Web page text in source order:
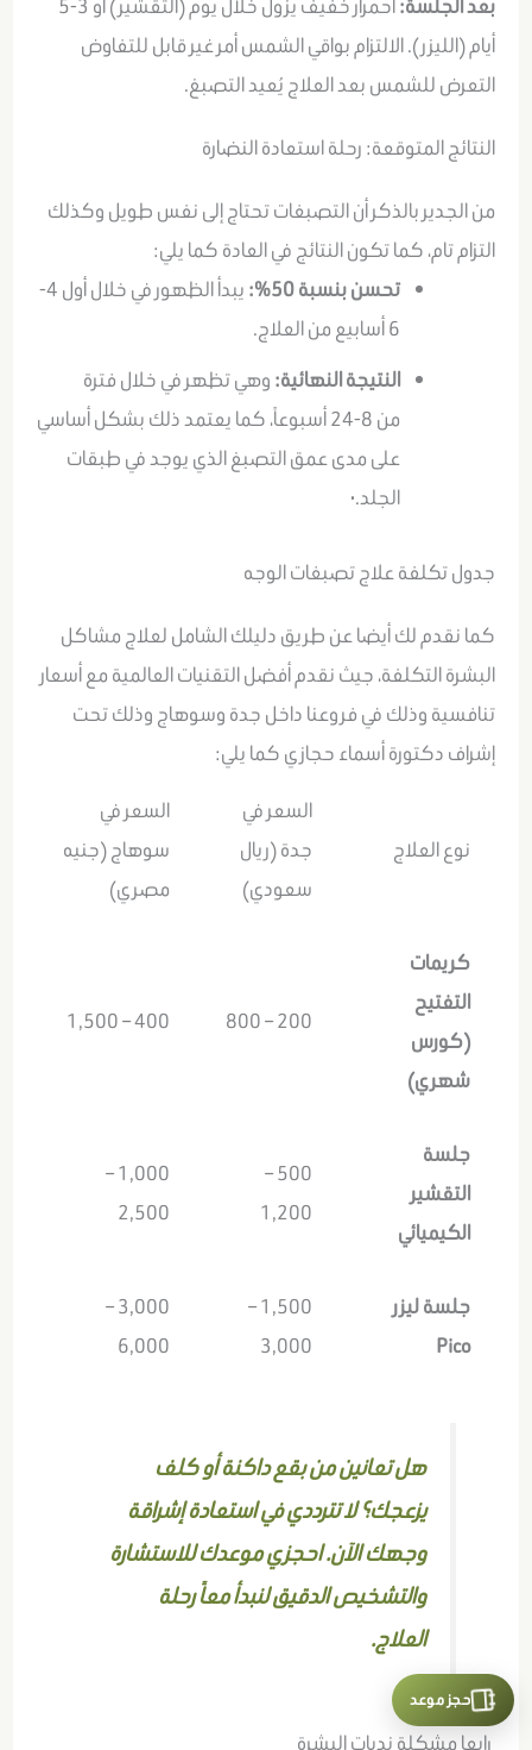
بعد الجلسة:
احمرار خفيف يزول خلال يوم (التقشير) أو 3-5
أيام (الليزر). الالتزام بواقي الشمس أمر غير قابل للتفاوض
التعرض للشمس بعد العلاج يُعيد التصبغ.
النتائج المتوقعة: رحلة استعادة النضارة
من الجدير بالذكر أن التصبغات تحتاج إلى نفس طويل وكذلك
التزام تام، كما تكون النتائج في العادة كما يلي:
تحسن بنسبة 50%:
يبدأ الظهور في خلال أول 4-
6 أسابيع
من العلاج.
النتيجة النهائية: وهي تظهر في خلال فترة
من 8-24 أسبوعاً
، كما يعتمد ذلك بشكل أساسي
على مدى عمق التصبغ الذي يوجد في طبقات
الجلد.٠
جدول تكلفة علاج تصبغات الوجه
كما نقدم لك أيضا عن طريق دليلك الشامل لعلاج مشاكل
البشرة التكلفة، جيث نقدم أفضل التقنيات العالمية مع أسعار
تنافسية وذلك في فروعنا داخل جدة وسوهاج وذلك تحت
إشراف دكتورة أسماء حجازي كما يلي:
نوع العلاج
السعر في
جدة (ريال
سعودي)
السعر في
سوهاج (جنيه
مصري)
كريمات
التفتيح
(كورس
شهري)
200 – 800
400 – 1,500
جلسة
التقشير
الكيميائي
500 –
1,200
1,000 –
2,500
جلسة ليزر
Pico
1,500 –
3,000
3,000 –
6,000
هل تعانين من بقع داكنة أو كلف
يزعجك؟ لا تترددي في استعادة إشراقة
وجهك الآن. احجزي موعدك للاستشارة
والتشخيص الدقيق لنبدأ معاً رحلة
العلاج.
رابعا مشكلة ندبات البشرة
حجز موعد